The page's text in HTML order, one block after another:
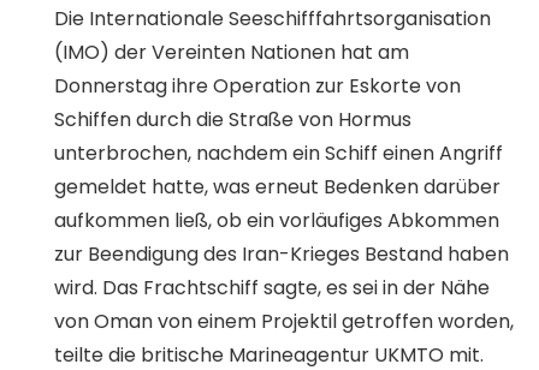
Die Internationale Seeschifffahrtsorganisation
(IMO) der Vereinten Nationen hat am
Donnerstag ihre Operation zur Eskorte von
Schiffen durch die Straße von Hormus
unterbrochen, nachdem ein Schiff einen Angriff
gemeldet hatte, was erneut Bedenken darüber
aufkommen ließ, ob ein vorläufiges Abkommen
zur Beendigung des Iran-Krieges Bestand haben
wird. Das Frachtschiff sagte, es sei in der Nähe
von Oman von einem Projektil getroffen worden,
teilte die britische Marineagentur UKMTO mit.